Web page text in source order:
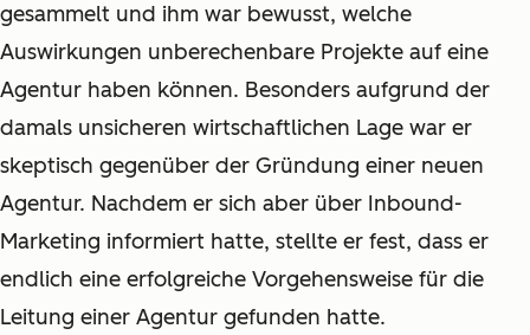
gesammelt und ihm war bewusst, welche
Auswirkungen unberechenbare Projekte auf eine
Agentur haben können. Besonders aufgrund der
damals unsicheren wirtschaftlichen Lage war er
skeptisch gegenüber der Gründung einer neuen
Agentur. Nachdem er sich aber über Inbound-
Marketing informiert hatte, stellte er fest, dass er
endlich eine erfolgreiche Vorgehensweise für die
Leitung einer Agentur gefunden hatte.